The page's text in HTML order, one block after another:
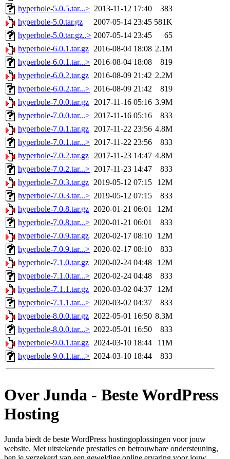
hyperbole-5.0.5.tar...> 2013-11-12 17:40
383
hyperbole-5.0.tar.gz
2007-05-14 23:45 581K
hyperbole-5.0.tar.gz..> 2007-05-14 23:45
65
hyperbole-6.0.1.tar.gz 2016-08-04 18:08 2.1M
hyperbole-6.0.1.tar...> 2016-08-04 18:08
819
hyperbole-6.0.2.tar.gz 2016-08-09 21:42 2.2M
hyperbole-6.0.2.tar...> 2016-08-09 21:42
819
hyperbole-7.0.0.tar.gz
2017-11-16 05:16 3.9M
hyperbole-7.0.0.tar...> 2017-11-16 05:16
833
hyperbole-7.0.1.tar.gz
2017-11-22 23:56 4.8M
hyperbole-7.0.1.tar...> 2017-11-22 23:56
833
hyperbole-7.0.2.tar.gz
2017-11-23 14:47 4.8M
hyperbole-7.0.2.tar...> 2017-11-23 14:47
833
hyperbole-7.0.3.tar.gz 2019-05-12 07:15
12M
hyperbole-7.0.3.tar...> 2019-05-12 07:15
833
hyperbole-7.0.8.tar.gz 2020-01-21 06:01
12M
hyperbole-7.0.8.tar...> 2020-01-21 06:01
833
hyperbole-7.0.9.tar.gz 2020-02-17 08:10
12M
hyperbole-7.0.9.tar...> 2020-02-17 08:10
833
hyperbole-7.1.0.tar.gz 2020-02-24 04:48
12M
hyperbole-7.1.0.tar...> 2020-02-24 04:48
833
hyperbole-7.1.1.tar.gz 2020-03-02 04:37
12M
hyperbole-7.1.1.tar...> 2020-03-02 04:37
833
hyperbole-8.0.0.tar.gz 2022-05-01 16:50 8.3M
hyperbole-8.0.0.tar...> 2022-05-01 16:50
833
hyperbole-9.0.1.tar.gz 2024-03-10 18:44
11M
hyperbole-9.0.1.tar...> 2024-03-10 18:44 833
Over Junda - Beste WordPress
Hosting
Junda biedt de beste WordPress hostingoplossingen voor jouw
website. Met uitstekende prestaties en betrouwbare ondersteuning,